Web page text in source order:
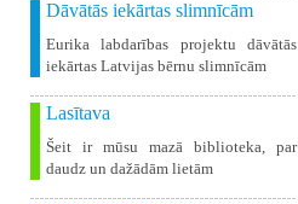
Dāvātās iekārtas slimnīcām
Eurika labdarības projektu dāvātās
iekārtas Latvijas bērnu slimnīcām
Lasītava
Šeit ir mūsu mazā biblioteka, par
daudz un dažādām lietām